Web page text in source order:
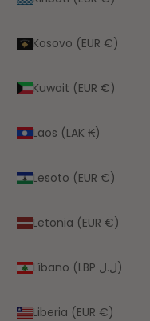
Kosovo (EUR €)
Kuwait (EUR €)
Laos (LAK ₭)
Lesoto (EUR €)
Letonia (EUR €)
Líbano (LBP ل.ل)
Liberia (EUR €)